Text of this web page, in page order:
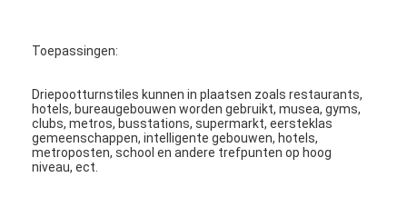
Automatische slagboom
Boom barrière Gate
de poort van de parkeerterreinbarrière
Toepassingen:
Driepootturnstiles kunnen in plaatsen zoals restaurants,
hotels, bureaugebouwen worden gebruikt, musea, gyms,
clubs, metros, busstations, supermarkt, eersteklas
gemeenschappen, intelligente gebouwen, hotels,
metroposten, school en andere trefpunten op hoog
niveau, ect.